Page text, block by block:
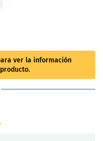
ver la información